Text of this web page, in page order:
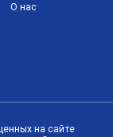
О нас
на сайте